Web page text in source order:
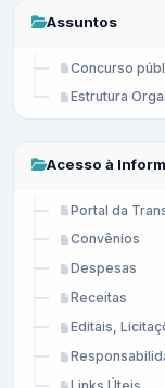
Assuntos
Concurso
Estrutura
Acesso à
Portal da
Convênios
Despesas
Receitas
Editais,